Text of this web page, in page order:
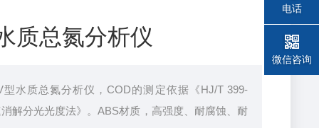
质总氮分析仪
型水质总氮分析仪，COD的测定依据《HJ/T 399-
解分光光度法》。ABS材质，高强度、耐腐蚀、耐
电话
微信咨询